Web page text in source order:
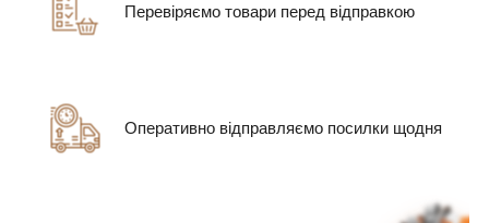
Перевіряємо товари перед відправкою
Оперативно відправляємо посилки щодня